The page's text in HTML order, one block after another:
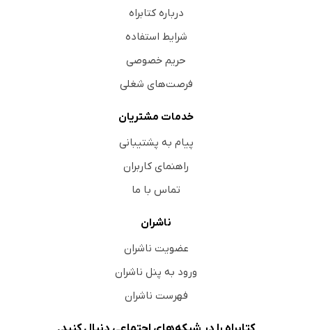
درباره کتابراه
شرایط استفاده
حریم خصوصی
فرصت‌های شغلی
خدمات مشتریان
پیام به پشتیبانی
راهنمای کاربران
تماس با ما
ناشران
عضویت ناشران
ورود به پنل ناشران
فهرست ناشران